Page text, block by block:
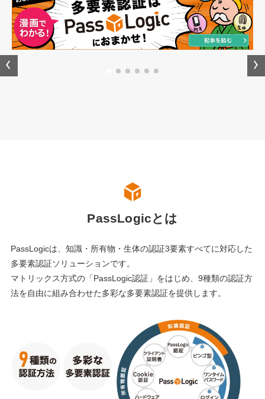
PassLogicとは
PassLogicは、知識・所有物・生体の認証3要素すべてに対応した
多要素認証ソリューションです。
マトリックス方式の「PassLogic認証」をはじめ、9種類の認証方
法を自由に組み合わせた多彩な多要素認証を提供します。